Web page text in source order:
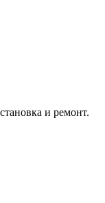
и ремонт.